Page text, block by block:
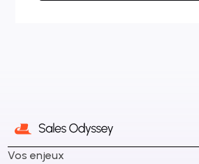
Vos enjeux